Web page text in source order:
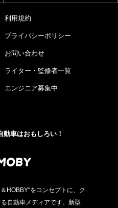
利用規約
プライバシーポリシー
お問い合わせ
ライター・監修者一覧
エンジニア募集中
動車はおもしろい！
HOBBY"をコンセプトに、ク
自動車メディアです。新型